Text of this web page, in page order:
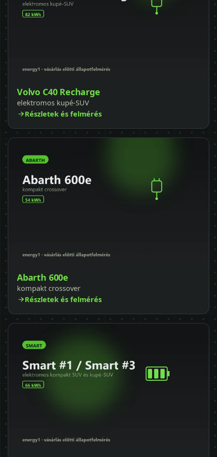
Volvo C40 Recharge
elektromos kupé-SUV
Részletek és felmérés
Abarth 600e
kompakt crossover
Részletek és felmérés